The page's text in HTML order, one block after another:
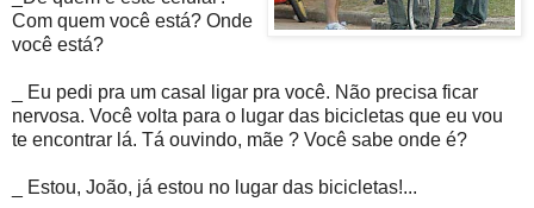
Com quem você está? Onde
você está?
_ Eu pedi pra um casal ligar pra você. Não precisa ficar
nervosa. Você volta para o lugar das bicicletas que eu vou
te encontrar lá. Tá ouvindo, mãe ? Você sabe onde é?
_ Estou, João, já estou no lugar das bicicletas!...